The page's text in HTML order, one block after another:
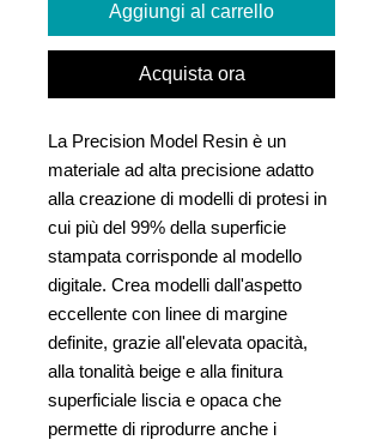
Aggiungi al carrello
Acquista ora
La Precision Model Resin è un
materiale ad alta precisione adatto
alla creazione di modelli di protesi in
cui più del 99% della superficie
stampata corrisponde al modello
digitale. Crea modelli dall'aspetto
eccellente con linee di margine
definite, grazie all'elevata opacità,
alla tonalità beige e alla finitura
superficiale liscia e opaca che
permette di riprodurre anche i